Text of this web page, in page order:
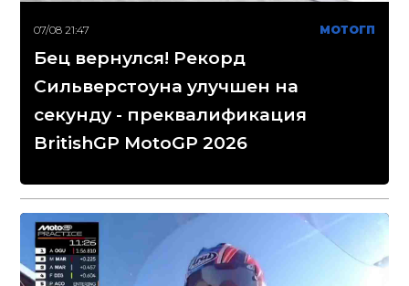
07/08 21:47 МОТОГП
Бец вернулся! Рекорд
Сильверстоуна улучшен на
секунду - преквалификация
BritishGP MotoGP 2026